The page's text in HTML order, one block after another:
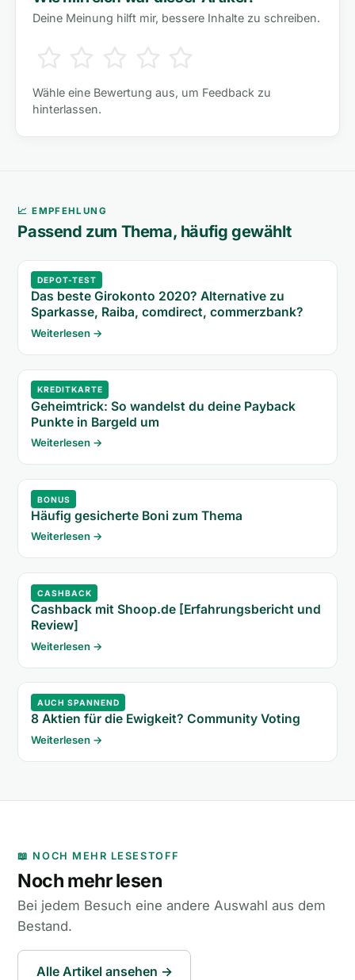
Deine Meinung hilft mir, bessere Inhalte zu schreiben.
Wähle eine Bewertung aus, um Feedback zu
hinterlassen.
📈 EMPFEHLUNG
Passend zum Thema, häufig gewählt
DEPOT-TEST
Das beste Girokonto 2020? Alternative zu
Sparkasse, Raiba, comdirect, commerzbank?
Weiterlesen →
KREDITKARTE
Geheimtrick: So wandelst du deine Payback
Punkte in Bargeld um
Weiterlesen →
BONUS
Häufig gesicherte Boni zum Thema
Weiterlesen →
CASHBACK
Cashback mit Shoop.de [Erfahrungsbericht und
Review]
Weiterlesen →
AUCH SPANNEND
8 Aktien für die Ewigkeit? Community Voting
Weiterlesen →
📖 NOCH MEHR LESESTOFF
Noch mehr lesen
Bei jedem Besuch eine andere Auswahl aus dem
Bestand.
Alle Artikel ansehen →